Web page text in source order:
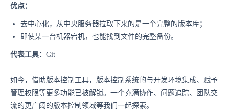
优点：
去中心化，从中央服务器拉取下来的是一个完整的版本库；
即使某一台机器宕机，也能找到文件的完整备份。
代表工具： Git
如今，借助版本控制工具，版本控制系统的与开发环境集成、赋予
管理权限等更多功能已被解锁。一个充满协作、问题追踪、团队交
流的更广阔的版本控制领域等我们一起探索。